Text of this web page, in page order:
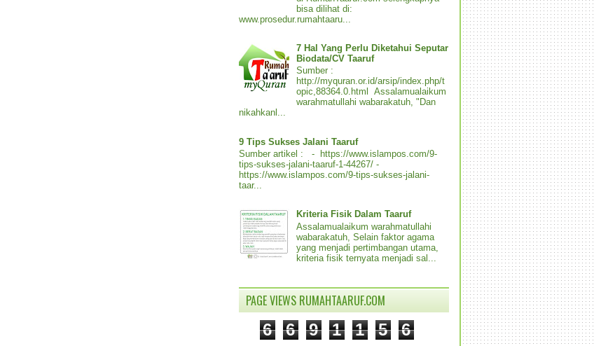
bisa dilihat di:
www.prosedur.rumahtaaru...
7 Hal Yang Perlu Diketahui Seputar
Biodata/CV Taaruf
Sumber :
http://myquran.or.id/arsip/index.php/t
opic,88364.0.html Assalamualaikum
warahmatullahi wabarakatuh, "Dan
nikahkanl...
9 Tips Sukses Jalani Taaruf
Sumber artikel : - https://www.islampos.com/9-
tips-sukses-jalani-taaruf-1-44267/ -
https://www.islampos.com/9-tips-sukses-jalani-
taar...
Kriteria Fisik Dalam Taaruf
Assalamualaikum warahmatullahi
wabarakatuh, Selain faktor agama
yang menjadi pertimbangan utama,
kriteria fisik ternyata menjadi sal...
PAGE VIEWS RUMAHTAARUF.COM
6 6 9 1 1 5 6